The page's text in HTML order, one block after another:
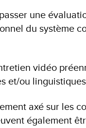
une
du système
vidéo
et/ou
axé sur les
également